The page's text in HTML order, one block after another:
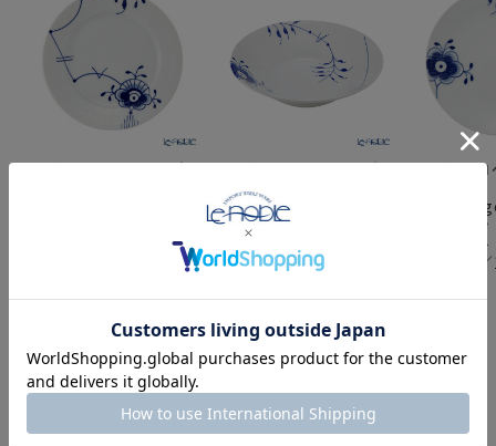
ロイヤルコペンハーゲン
ロイヤルコペンハーゲン
（Royal
Copenhagen） ブルー
フルーテッド メガ パス
タプレート 24cm
2382606／1016910
ロイヤル
フルーテ
ププレー
2381729
FEATURE
特集